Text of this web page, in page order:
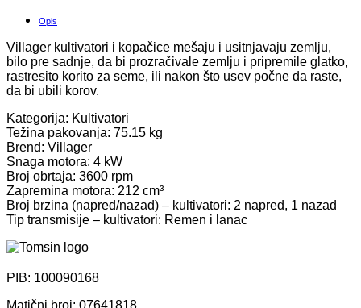
Opis
Villager kultivatori i kopačice mešaju i usitnjavaju zemlju,
bilo pre sadnje, da bi prozračivale zemlju i pripremile glatko,
rastresito korito za seme, ili nakon što usev počne da raste,
da bi ubili korov.
Kategorija: Kultivatori
Težina pakovanja: 75.15 kg
Brend: Villager
Snaga motora: 4 kW
Broj obrtaja: 3600 rpm
Zapremina motora: 212 cm³
Broj brzina (napred/nazad) – kultivatori: 2 napred, 1 nazad
Tip transmisije – kultivatori: Remen i lanac
PIB: 100090168
Matični broj: 07641818